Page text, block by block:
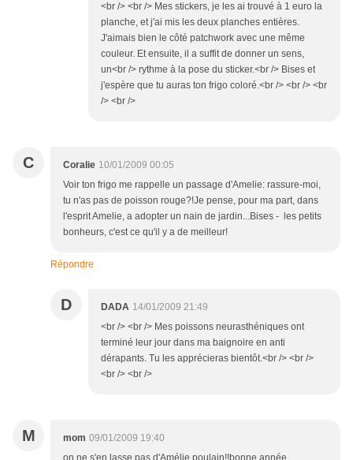
<br /> <br /> Mes stickers, je les ai trouvé à 1 euro la
planche, et j'ai mis les deux planches entières.
J'aimais bien le côté patchwork avec une même
couleur. Et ensuite, il a suffit de donner un sens,
un<br /> rythme à la pose du sticker.<br /> Bises et
j'espère que tu auras ton frigo coloré.<br /> <br /> <br
/> <br />
C Coralie 10/01/2009 00:05
Voir ton frigo me rappelle un passage d'Amelie: rassure-moi,
tu n'as pas de poisson rouge?!Je pense, pour ma part, dans
l'esprit Amelie, a adopter un nain de jardin...Bises - les petits
bonheurs, c'est ce qu'il y a de meilleur!
Répondre
D DADA 14/01/2009 21:49
<br /> <br /> Mes poissons neurasthéniques ont
terminé leur jour dans ma baignoire en anti
dérapants. Tu les apprécieras bientôt.<br /> <br />
<br /> <br />
M mom 09/01/2009 19:40
on ne s'en lasse pas d'Amélie poulain!!bonne année